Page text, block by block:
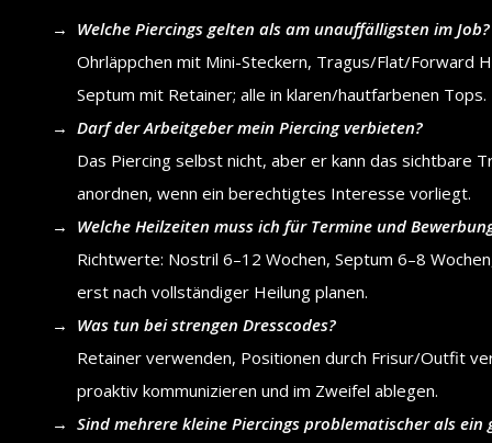
Welche Piercings gelten als am unauffälligsten im Job?
Ohrläppchen mit Mini-Steckern, Tragus/Flat/Forward
Septum mit Retainer; alle in klaren/hautfarbenen Tops.
Darf der Arbeitgeber mein Piercing verbieten?
Das Piercing selbst nicht, aber er kann das sichtbare
anordnen, wenn ein berechtigtes Interesse vorliegt.
Welche Heilzeiten muss ich für Termine und
Richtwerte: Nostril 6–12 Wochen, Septum 6–8
erst nach vollständiger Heilung planen.
Was tun bei strengen Dresscodes?
Retainer verwenden, Positionen durch Frisur/Outfit
proaktiv kommunizieren und im Zweifel ablegen.
Sind mehrere kleine Piercings problematischer als ein